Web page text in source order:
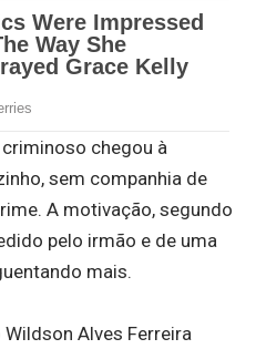
chegou à
sem companhia de
A motivação, segundo
pelo irmão e de uma
mais.
Alves Ferreira